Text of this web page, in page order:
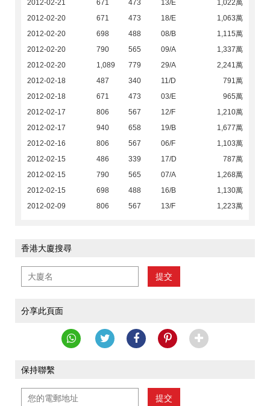
2012-02-21 671 473 13/E
1,022萬
2012-02-20
671 473 18/E
1,063萬
2012-02-20
698 488 08/B
1,115萬
2012-02-20
790 565 09/A
1,337萬
2012-02-20
1,089 779 29/A
2,241萬
2012-02-18
487 340 11/D
791萬
2012-02-18
671 473 03/E
965萬
2012-02-17
806 567 12/F
1,210萬
2012-02-17
940 658 19/B
1,677萬
2012-02-16
806 567 06/F
1,103萬
2012-02-15
486 339 17/D
787萬
2012-02-15
790 565 07/A
1,268萬
2012-02-15
698 488 16/B
1,130萬
2012-02-09
806 567 13/F 1,223萬
香港大廈搜尋
提交
分享此頁面
保持聯繫
提交